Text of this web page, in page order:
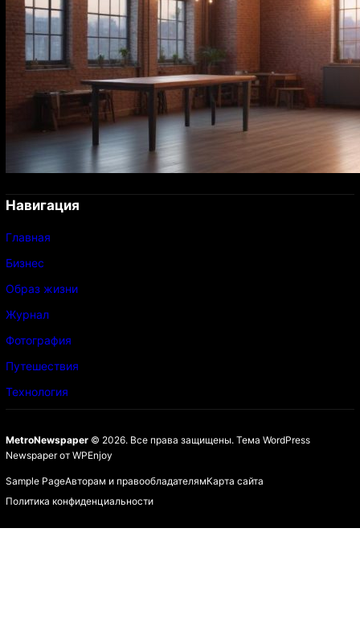
Навигация
Главная
Бизнес
Образ жизни
Журнал
Фотография
Путешествия
Технология
MetroNewspaper© 2026. Все права защищены. Тема WordPress
Newspaperот WPEnjoy
Sample PageАвторам и правообладателямКарта сайта
Политика конфиденциальности